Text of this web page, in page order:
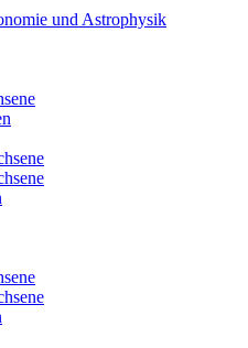
und Astrophysik